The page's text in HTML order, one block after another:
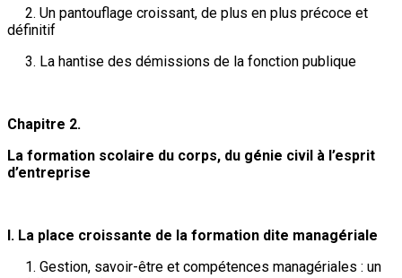
2. Un pantouflage croissant, de plus en plus précoce et
définitif
3. La hantise des démissions de la fonction publique
Chapitre 2.
La formation scolaire du corps, du génie civil à l’esprit
d’entreprise
I. La place croissante de la formation dite managériale
1. Gestion, savoir-être et compétences managériales : un